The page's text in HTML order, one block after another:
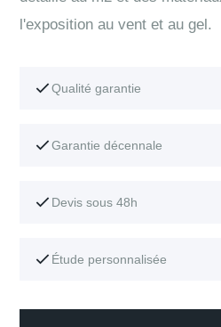
l'exposition au vent et au gel.
Qualité garantie
Garantie décennale
Devis sous 48h
Étude personnalisée